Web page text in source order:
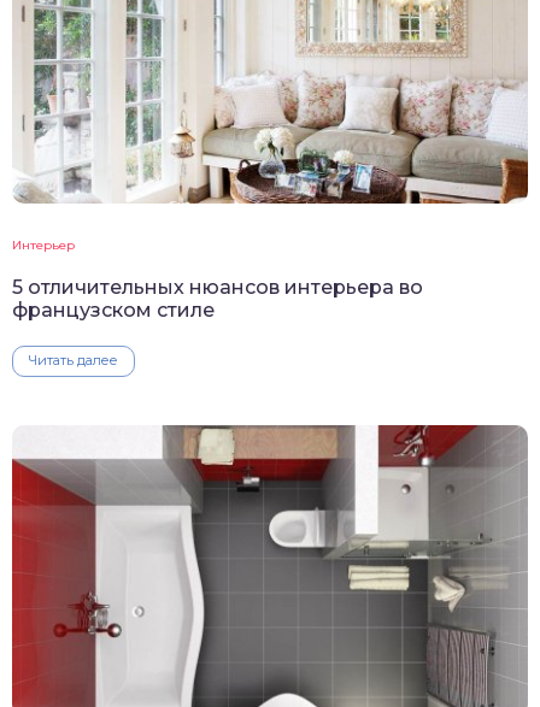
Интерьер
5 отличительных нюансов интерьера во
французском стиле
Читать далее